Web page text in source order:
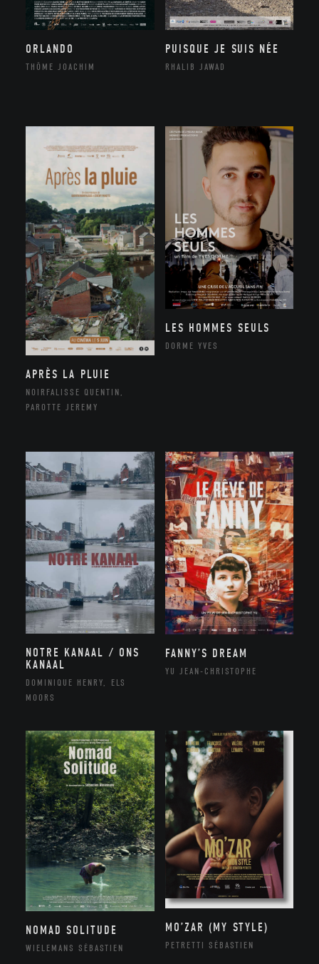
ORLANDO
THÔME JOACHIM
PUISQUE JE SUIS NÉE
RHALIB JAWAD
APRÈS LA PLUIE
NOIRFALISSE QUENTIN,
PAROTTE JEREMY
LES HOMMES SEULS
DORME YVES
NOTRE KANAAL / ONS
KANAAL
DOMINIQUE HENRY, ELS
MOORS
FANNY’S DREAM
YU JEAN-CHRISTOPHE
NOMAD SOLITUDE
WIELEMANS SÉBASTIEN
MO’ZAR (MY STYLE)
PETRETTI SÉBASTIEN